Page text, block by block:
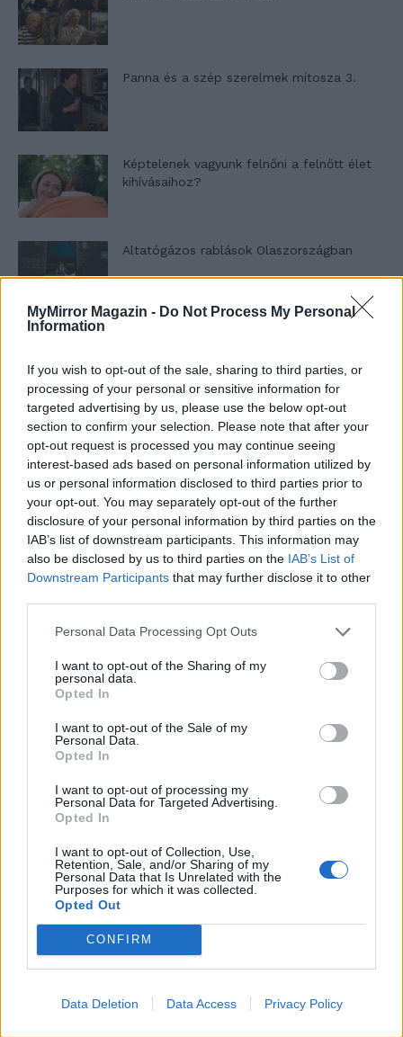
MyMirror Magazin - Do Not Process My Personal
Information
If you wish to opt-out of the sale, sharing to third parties, or
processing of your personal or sensitive information for
targeted advertising by us, please use the below opt-out
section to confirm your selection. Please note that after your
opt-out request is processed you may continue seeing
interest-based ads based on personal information utilized by
us or personal information disclosed to third parties prior to
your opt-out. You may separately opt-out of the further
disclosure of your personal information by third parties on the
IAB’s list of downstream participants. This information may
also be disclosed by us to third parties on the IAB’s List of
Downstream Participants that may further disclose it to other
Personal Data Processing Opt Outs
I want to opt-out of the Sharing of my
personal data.
Opted In
I want to opt-out of the Sale of my
Personal Data.
Opted In
I want to opt-out of processing my
Personal Data for Targeted Advertising.
Opted In
I want to opt-out of Collection, Use,
Retention, Sale, and/or Sharing of my
Personal Data that Is Unrelated with the
Purposes for which it was collected.
Opted Out
CONFIRM
Data Deletion Data Access Privacy Policy
Panna és a szép szerelmek mítosza 3.
Képtelenek vagyunk felnőni a felnőtt élet
kihívásaihoz?
Altatógázos rablások Olaszországban
T. Barnett: Gyilkosság a Garda-tónál 12.
rész
T. szereti a fiatal lányokat 13. rész
Minka 9. rész
10 tanács, ha jobban akarod érezni magad
a hétköznapokban
Egy ház, amely a tengerre és a fényre
nyílik – Villa...